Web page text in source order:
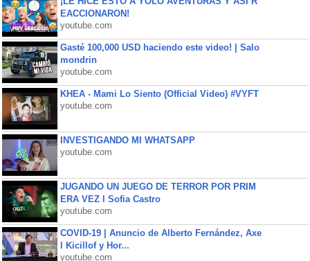
EACCIONARON!
youtube.com
Gasté 100,000 USD haciendo este video! | Salo
mondrin
youtube.com
KHEA - Mami Lo Siento (Official Video) #VYFT
youtube.com
INVESTIGANDO MI WHATSAPP
youtube.com
JUGANDO UN JUEGO DE TERROR POR PRIM
ERA VEZ l Sofia Castro
youtube.com
COVID-19 | Anuncio de Alberto Fernández, Axe
l Kicillof y Hor...
youtube.com